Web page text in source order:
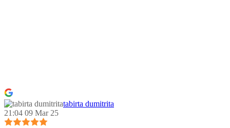
tabirta dumitrita
21:04 09 Mar 25